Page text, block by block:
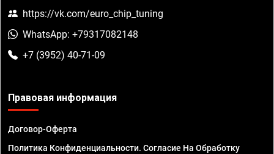
https://vk.com/euro_chip_tuning
WhatsApp: +79317082148
+7 (3952) 40-71-09
Правовая информация
Договор-Оферта
Политика Конфиденциальности. Согласие На Обработку